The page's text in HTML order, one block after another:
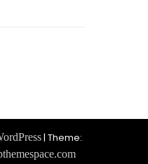
| Theme: